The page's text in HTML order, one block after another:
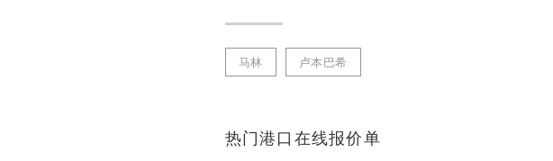
马林 卢本巴希
热门港口在线报价单